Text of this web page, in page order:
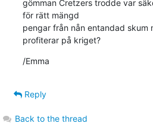
gömman Cretzers trodde var
för rätt mängd
pengar från nån entandad skum
profiterar på kriget?
/Emma
Reply
Back to the thread